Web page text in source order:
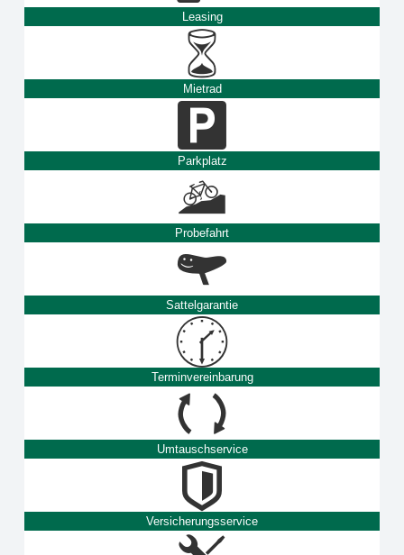
Leasing
Mietrad
Parkplatz
Probefahrt
Sattelgarantie
Terminvereinbarung
Umtauschservice
Versicherungsservice